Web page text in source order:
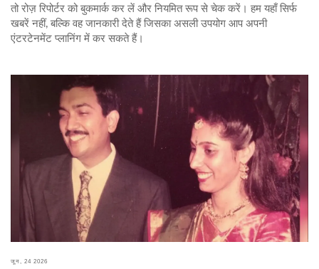
तो रोज़ रिपोर्टर को बुकमार्क कर लें और नियमित रूप से चेक करें। हम यहाँ सिर्फ
खबरें नहीं, बल्कि वह जानकारी देते हैं जिसका असली उपयोग आप अपनी
एंटरटेनमेंट प्लानिंग में कर सकते हैं।
जून, 24 2026